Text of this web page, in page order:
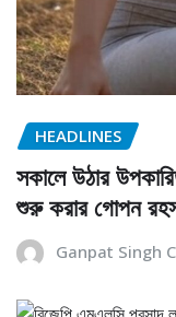
HEADLINES
সকালে উঠার
শুরু করার গোপন
Ganpat Singh